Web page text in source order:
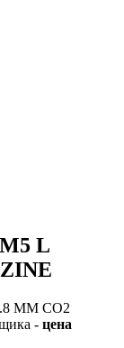
L
MM CO2
- цена